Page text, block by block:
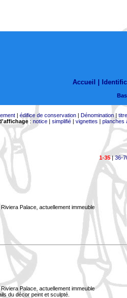
Accueil |
| édifice de conservation| Dénomination|
: notice| simplifié| vignettes | planches
1-35|36-
Palace, actuellement immeuble
Palace, actuellement immeuble
du décor peint et sculpté.